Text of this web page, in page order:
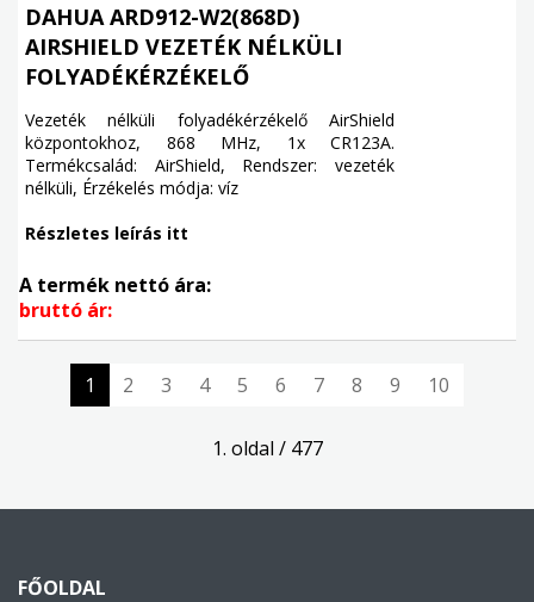
DAHUA ARD912-W2(868D)
AIRSHIELD VEZETÉK NÉLKÜLI
FOLYADÉKÉRZÉKELŐ
Vezeték nélküli folyadékérzékelő AirShield
központokhoz, 868 MHz, 1x CR123A.
Termékcsalád: AirShield, Rendszer: vezeték
nélküli, Érzékelés módja: víz
Részletes leírás itt
A termék nettó ára:
bruttó ár:
1 2 3 4 5 6 7 8 9 10
1. oldal / 477
FŐOLDAL